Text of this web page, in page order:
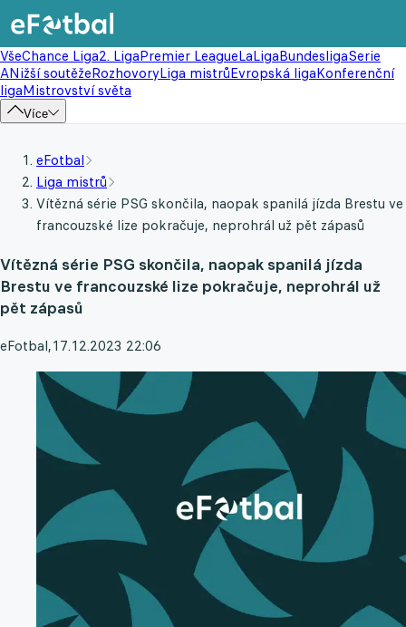
VšeChance Liga2. LigaPremier LeagueLaLigaBundesligaSerie
ANižší soutěžeRozhovoryLiga mistrůEvropská ligaKonferenční
ligaMistrovství světa
Více
eFotbal
Liga mistrů
Vítězná série PSG skončila, naopak spanilá jízda Brestu ve
francouzské lize pokračuje, neprohrál už pět zápasů
Vítězná série PSG skončila, naopak spanilá jízda
Brestu ve francouzské lize pokračuje, neprohrál už
pět zápasů
eFotbal,17.12.2023 22:06